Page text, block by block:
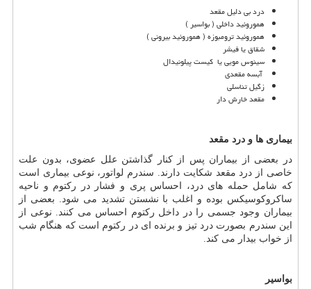
درد بی دلیل مقعد
هموروئید داخلی ( بواسیر )
هموروئید ترومبوزه ( هموروئید بیرونی )
شقاق یا فیشر
سینوس مویی یا کیست پیلونیدال
آبسه مقعدی
زگیل تناسلی
مقعد خارش دار
بیماری ها و درد مقعد
در بعضی از بیماران پس از کنار گذاشتن علل عضوی، بدون علت
خاصی از درد مقعد شکایت دارند. سندرم لواتور، نوعی بیماری است
که شامل حمله های درد، احساس پری و فشار در رکتوم و ناحیه
ساکروکوسیکس بوده و اغلب با نشستن تشدید می شود. بعضی از
بیماران وجود جسمی را در داخل رکتوم احساس می کنند. نوعی از
این سندرم بصورت درد تیز و برنده ای در رکتوم است که هنگام شب
از خواب بیدار می کند.
بواسیر